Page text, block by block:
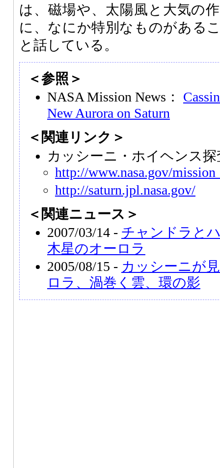
は、磁場や、太陽風と大気の
に、なにか特別なものがある
と話している。
＜参照＞
NASA Mission News：
New Aurora on Saturn
＜関連リンク＞
カッシーニ・ホイヘンス探
http://www.nasa.gov/
http://saturn.jpl.nasa.gov/
＜関連ニュース＞
2007/03/14 - チャンドラと
木星のオーロラ
2005/08/15 - カッシーニが
ロラ、渦巻く雲、環の影